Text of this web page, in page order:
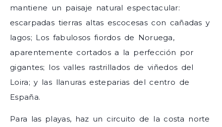
mantiene un paisaje natural espectacular:
escarpadas tierras altas escocesas con cañadas y
lagos; Los fabulosos fiordos de Noruega,
aparentemente cortados a la perfección por
gigantes; los valles rastrillados de viñedos del
Loira; y las llanuras esteparias del centro de
España.
Para las playas, haz un circuito de la costa norte